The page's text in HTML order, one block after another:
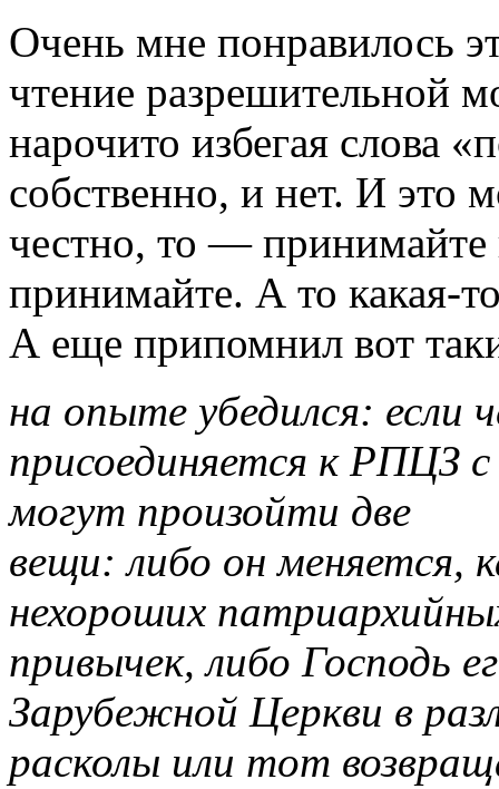
Очень мне понравилось
чтение разрешительной
нарочито избегая слова
собственно, и нет. И это
честно, то —
принимайте. А то какая-
А еще припомнил вот
на опыте убедился: если
присоединяется к РПЦЗ
могут произойти две
вещи: либо он меняется,
нехороших
привычек, либо Господь
Зарубежной Церкви в
расколы или тот